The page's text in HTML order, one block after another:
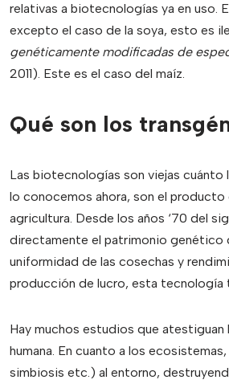
relativas a biotecnologías ya en uso.
excepto el caso de la soya, esto es
genéticamente modificadas de
2011). Este es el caso del maíz.
Qué son los
Las biotecnologías son viejas cuánto
lo conocemos ahora, son el
agricultura. Desde los años ‘70 del
directamente el patrimonio genético
uniformidad de las cosechas y
producción de lucro, esta tecnología
Hay muchos estudios que
humana. En cuanto a los
simbiosis etc.) al entorno,